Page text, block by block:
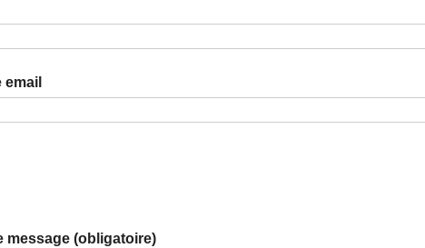
message (obligatoire)